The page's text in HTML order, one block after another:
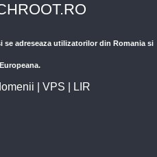
adreseaza utilizatorilor din Romania si
VPS LIR